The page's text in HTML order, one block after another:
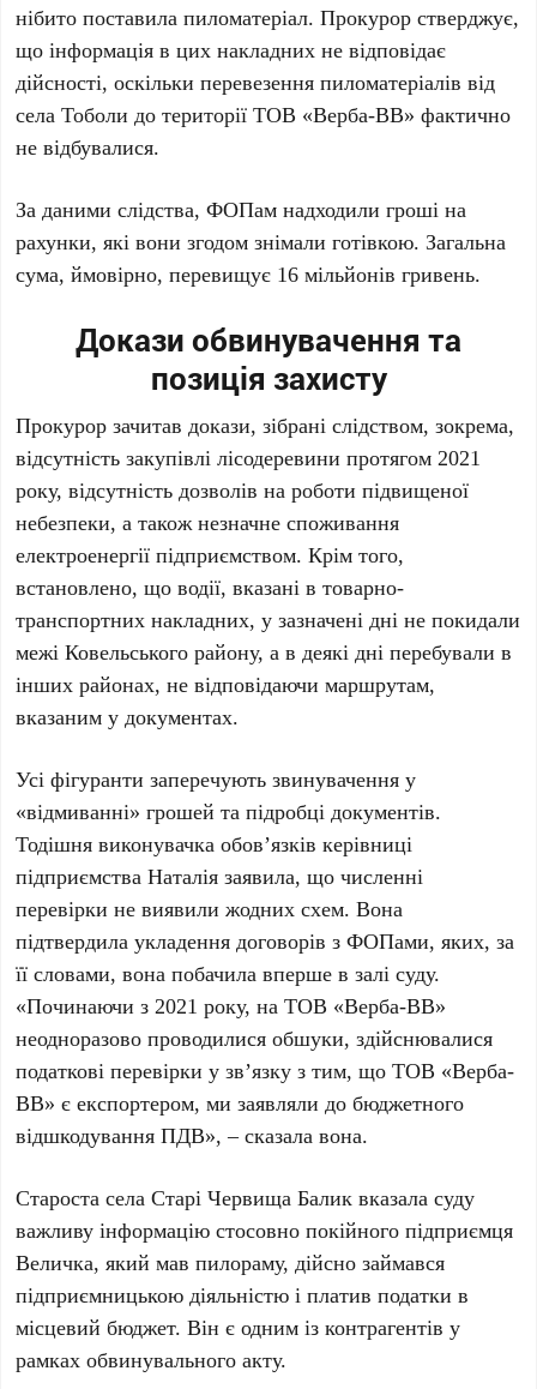
нібито поставила пиломатеріал. Прокурор стверджує,
що інформація в цих накладних не відповідає
дійсності, оскільки перевезення пиломатеріалів від
села Тоболи до території ТОВ «Верба-ВВ» фактично
не відбувалися.
За даними слідства, ФОПам надходили гроші на
рахунки, які вони згодом знімали готівкою. Загальна
сума, ймовірно, перевищує 16 мільйонів гривень.
Докази обвинувачення та
позиція захисту
Прокурор зачитав докази, зібрані слідством, зокрема,
відсутність закупівлі лісодеревини протягом 2021
року, відсутність дозволів на роботи підвищеної
небезпеки, а також незначне споживання
електроенергії підприємством. Крім того,
встановлено, що водії, вказані в товарно-
транспортних накладних, у зазначені дні не покидали
межі Ковельського району, а в деякі дні перебували в
інших районах, не відповідаючи маршрутам,
вказаним у документах.
Усі фігуранти заперечують звинувачення у
«відмиванні» грошей та підробці документів.
Тодішня виконувачка обов’язків керівниці
підприємства Наталія заявила, що численні
перевірки не виявили жодних схем. Вона
підтвердила укладення договорів з ФОПами, яких, за
її словами, вона побачила вперше в залі суду.
«Починаючи з 2021 року, на ТОВ «Верба-ВВ»
неодноразово проводилися обшуки, здійснювалися
податкові перевірки у зв’язку з тим, що ТОВ «Верба-
ВВ» є експортером, ми заявляли до бюджетного
відшкодування ПДВ», – сказала вона.
Староста села Старі Червища Балик вказала суду
важливу інформацію стосовно покійного підприємця
Величка, який мав пилораму, дійсно займався
підприємницькою діяльністю і платив податки в
місцевий бюджет. Він є одним із контрагентів у
рамках обвинувального акту.